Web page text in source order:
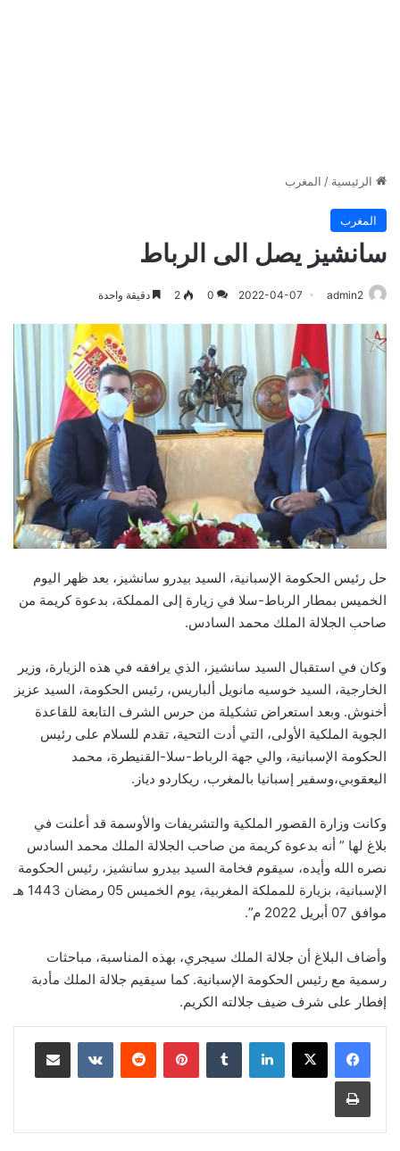
الرئيسية / المغرب
المغرب
سانشيز يصل الى الرباط
admin2
2022-04-07
0
2 دقيقة واحدة
حل رئيس الحكومة الإسبانية، السيد بيدرو سانشيز، بعد ظهر اليوم
الخميس بمطار الرباط-سلا في زيارة إلى المملكة، بدعوة كريمة من
صاحب الجلالة الملك محمد السادس.
وكان في استقبال السيد سانشيز، الذي يرافقه في هذه الزيارة، وزير
الخارجية، السيد خوسيه مانويل ألباريس، رئيس الحكومة، السيد عزيز
أخنوش. وبعد استعراض تشكيلة من حرس الشرف التابعة للقاعدة
الجوية الملكية الأولى، التي أدت التحية، تقدم للسلام على رئيس
الحكومة الإسبانية، والي جهة الرباط-سلا-القنيطرة، محمد
اليعقوبي،وسفير إسبانيا بالمغرب، ريكاردو دياز.
وكانت وزارة القصور الملكية والتشريفات والأوسمة قد أعلنت في
بلاغ لها ” أنه بدعوة كريمة من صاحب الجلالة الملك محمد السادس
نصره الله وأيده، سيقوم فخامة السيد بيدرو سانشيز، رئيس الحكومة
الإسبانية، بزيارة للمملكة المغربية، يوم الخميس 05 رمضان 1443 هـ
موافق 07 أبريل 2022 م”.
وأضاف البلاغ أن جلالة الملك سيجري، بهذه المناسبة، مباحثات
رسمية مع رئيس الحكومة الإسبانية. كما سيقيم جلالة الملك مأدبة
إفطار على شرف ضيف جلالته الكريم.
لينكدإن بينتيريست مشاركة عبر البريد
طباعة